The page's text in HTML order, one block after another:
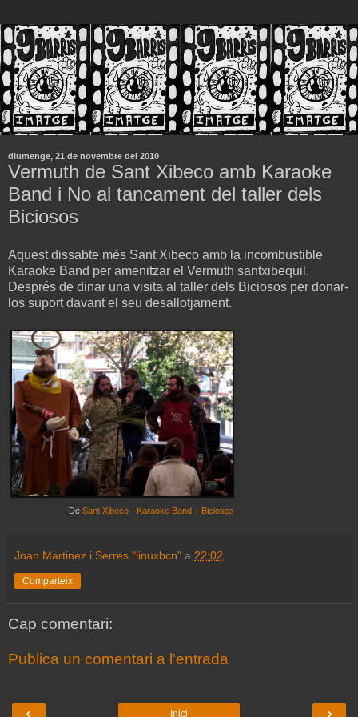
diumenge, 21 de novembre del 2010
Vermuth de Sant Xibeco amb Karaoke
Band i No al tancament del taller dels
Biciosos
Aquest dissabte més Sant Xibeco amb la incombustible
Karaoke Band per amenitzar el Vermuth santxibequil.
Després de dinar una visita al taller dels Biciosos per donar-
los suport davant el seu desallotjament.
De Sant Xibeco - Karaoke Band + Biciosos
Joan Martinez i Serres "linuxbcn" a 22:02
Comparteix
Cap comentari:
Publica un comentari a l'entrada
Inici